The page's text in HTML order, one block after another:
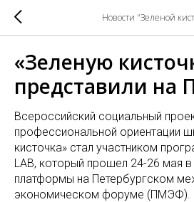
Новости "Зеленой
«Зеленую
представили на
Всероссийский социальный
профессиональной ориентации
кисточка» стал участником
LAB, который прошел 24-26 мая
платформы на Петербургском
экономическом форуме (ПМЭФ).